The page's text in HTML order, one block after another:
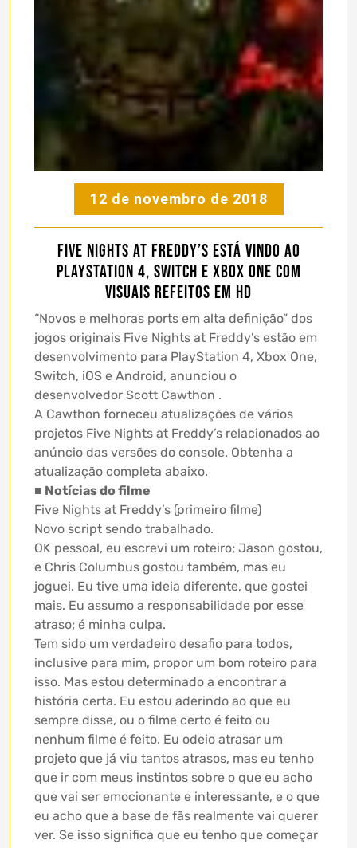
12 de novembro de 2018
Five Nights at Freddy’s está vindo ao
PlayStation 4, Switch e Xbox One com
visuais refeitos em HD
“Novos e melhoras ports em alta definição” dos
jogos originais Five Nights at Freddy’s estão em
desenvolvimento para PlayStation 4, Xbox One,
Switch, iOS e Android, anunciou o
desenvolvedor Scott Cawthon .
A Cawthon forneceu atualizações de vários
projetos Five Nights at Freddy’s relacionados ao
anúncio das versões do console. Obtenha a
atualização completa abaixo.
■ Notícias do filme
Five Nights at Freddy’s (primeiro filme)
Novo script sendo trabalhado.
OK pessoal, eu escrevi um roteiro; Jason gostou,
e Chris Columbus gostou também, mas eu
joguei. Eu tive uma ideia diferente, que gostei
mais. Eu assumo a responsabilidade por esse
atraso; é minha culpa.
Tem sido um verdadeiro desafio para todos,
inclusive para mim, propor um bom roteiro para
isso. Mas estou determinado a encontrar a
história certa. Eu estou aderindo ao que eu
sempre disse, ou o filme certo é feito ou
nenhum filme é feito. Eu odeio atrasar um
projeto que já viu tantos atrasos, mas eu tenho
que ir com meus instintos sobre o que eu acho
que vai ser emocionante e interessante, e o que
eu acho que a base de fãs realmente vai querer
ver. Se isso significa que eu tenho que começar